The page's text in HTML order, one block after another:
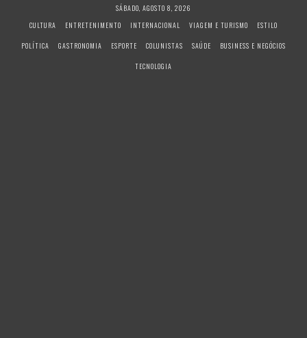
SÁBADO, AGOSTO 8, 2026
CULTURA
ENTRETENIMENTO INTERNACIONAL VIAGEM E TURISMO
ESTILO
POLÍTICA
GASTRONOMIA ESPORTE COLUNISTAS SAÚDE
BUSINESS E NEGÓCIOS
TECNOLOGIA